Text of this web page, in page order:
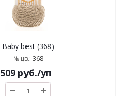
Baby best (368)
№ цв.: 368
509руб./уп